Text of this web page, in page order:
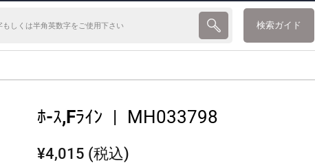
検索ガイド
ﾎ-ｽ,Fﾗｲﾝ | MH033798
¥4,015 (税込)